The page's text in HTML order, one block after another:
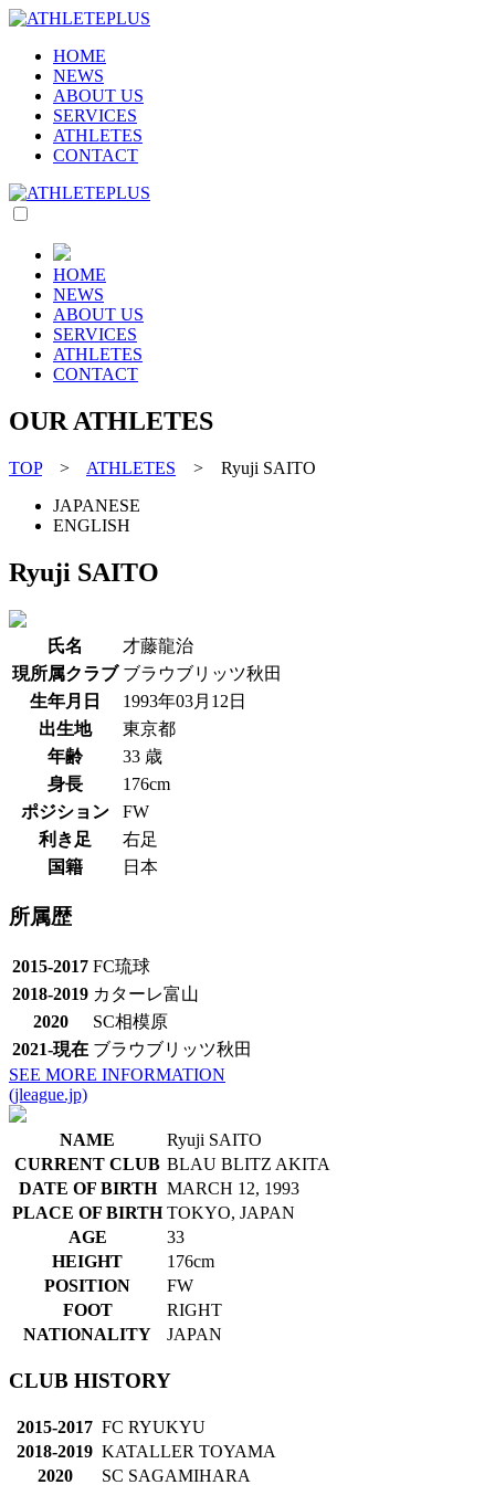
HOME
NEWS
ABOUT US
SERVICES
ATHLETES
CONTACT
HOME
NEWS
ABOUT US
SERVICES
ATHLETES
CONTACT
OUR ATHLETES
TOP> ATHLETES > Ryuji SAITO
JAPANESE
ENGLISH
Ryuji SAITO
氏名
才藤龍治
現所属クラブ ブラウブリッツ秋田
生年月日
1993年03月12日
出生地
東京都
年齢
33 歳
身長
176cm
ポジション
FW
利き足
右足
国籍
日本
所属歴
2015-2017 FC琉球
2018-2019 カターレ富山
2020
SC相模原
2021-現在 ブラウブリッツ秋田
SEE MORE INFORMATION
(jleague.jp)
NAME
Ryuji SAITO
CURRENT CLUB BLAU BLITZ AKITA
DATE OF BIRTH MARCH 12, 1993
PLACE OF BIRTH TOKYO, JAPAN
AGE
33
HEIGHT
176cm
POSITION
FW
FOOT
RIGHT
NATIONALITY
JAPAN
CLUB HISTORY
2015-2017 FC RYUKYU
2018-2019 KATALLER TOYAMA
2020
SC SAGAMIHARA